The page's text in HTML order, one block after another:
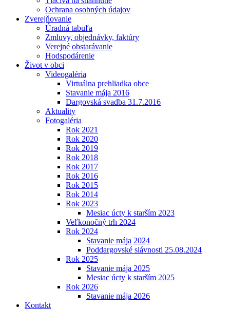
Ochrana osobných údajov
Zverejňovanie
Úradná tabuľa
Zmluvy, objednávky, faktúry
Verejné obstarávanie
Hodspodárenie
Život v obci
Videogaléria
Virtuálna prehliadka obce
Stavanie mája 2016
Dargovská svadba 31.7.2016
Aktuality
Fotogaléria
Rok 2021
Rok 2020
Rok 2019
Rok 2018
Rok 2017
Rok 2016
Rok 2015
Rok 2014
Rok 2023
Mesiac úcty k starším 2023
Veľkonočný trh 2024
Rok 2024
Stavanie mája 2024
Poddargovské slávnosti 25.08.2024
Rok 2025
Stavanie mája 2025
Mesiac úcty k starším 2025
Rok 2026
Stavanie mája 2026
Kontakt